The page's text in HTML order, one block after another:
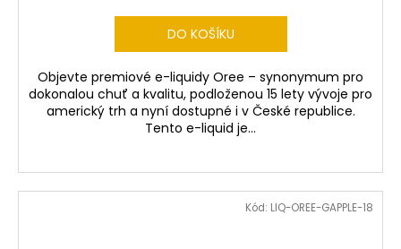
DO KOŠÍKU
Objevte premiové e-liquidy Oree – synonymum pro
dokonalou chuť a kvalitu, podloženou 15 lety vývoje pro
americký trh a nyní dostupné i v České republice.
Tento e-liquid je...
Kód: LIQ-OREE-GAPPLE-18